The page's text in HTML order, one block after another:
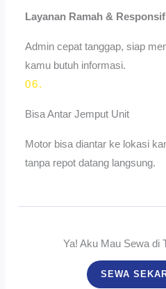
Layanan Ramah & Responsif
Admin cepat tanggap, siap
kamu butuh informasi.
06.
Bisa Antar Jemput Unit
Motor bisa diantar ke lokasi
tanpa repot datang langsung.
Ya! Aku Mau Sewa di
SEWA